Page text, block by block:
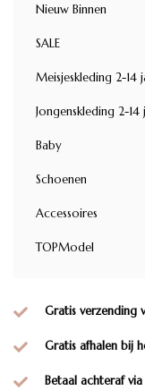
Nieuw Binnen
SALE
Meisjeskleding 2-14
Jongenskleding 2-14
Baby
Schoenen
Accessoires
TOPModel
Gratis verzending
Gratis afhalen bij
Betaal achteraf